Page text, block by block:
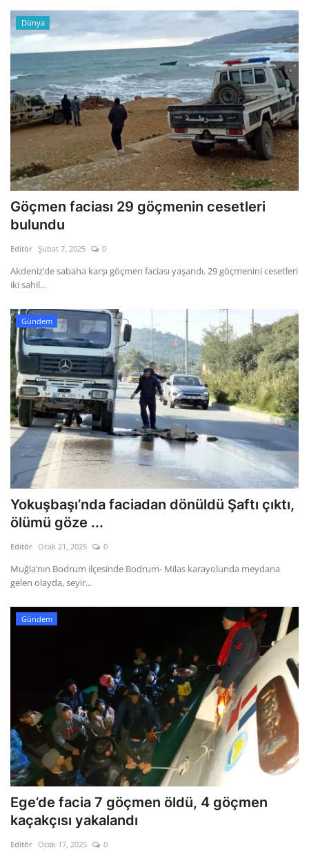
Dünya
Göçmen faciası 29 göçmenin cesetleri
bulundu
Editör Şubat 7, 2025 0
Akdeniz’de sabaha karşı göçmen faciası yaşandı. 29 göçmenini cesetleri
iki sahil...
Gündem
Yokuşbaşı’nda faciadan dönüldü Şaftı çıktı,
ölümü göze ...
Editör Ocak 21, 2025 0
Muğla’nın Bodrum ilçesinde Bodrum- Milas karayolunda meydana
gelen olayda, seyir...
Gündem
Ege’de facia 7 göçmen öldü, 4 göçmen
kaçakçısı yakalandı
Editör Ocak 17, 2025 0